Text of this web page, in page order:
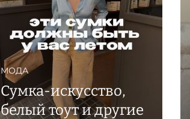
МОДА
Сумка-искусство,
белый тоут и другие